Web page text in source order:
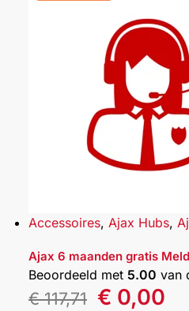
Accessoires, Ajax Hubs,
Ajax 6 maanden gratis
Beoordeeld met 5.00 van
€117,71 € 0,00